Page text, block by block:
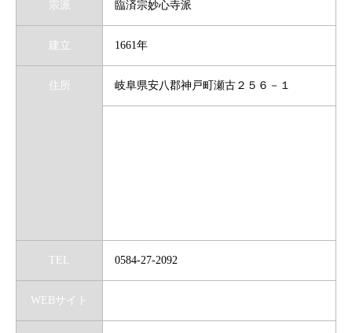
宗派 臨済宗妙心寺派
建立 1661年
住所 岐阜県安八郡神戸町瀬古２５６－１
TEL 0584-27-2092
WEBサイト